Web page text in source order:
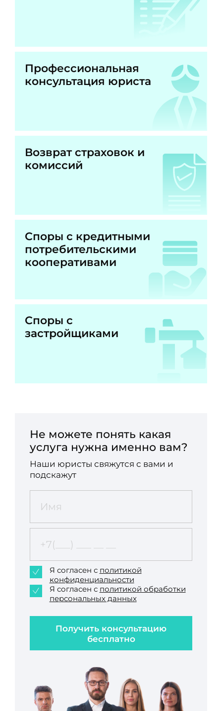
Профессиональная
консультация юриста
Возврат страховок и
комиссий
Споры с кредитными
потребительскими
кооперативами
Споры с
застройщиками
Не можете понять какая
услуга нужна именно вам?
Наши юристы свяжутся с вами и
подскажут
Получить консультацию
бесплатно
Я согласен с политикой
конфиденциальности
Я согласен с политикой обработки
персональных данных